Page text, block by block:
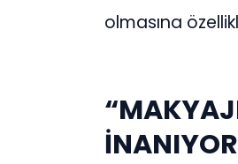
olmasına